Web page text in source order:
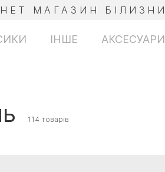
МАГАЗИН БІЛИЗНИ
ІНШЕ АКСЕСУАРИ
114 товарів